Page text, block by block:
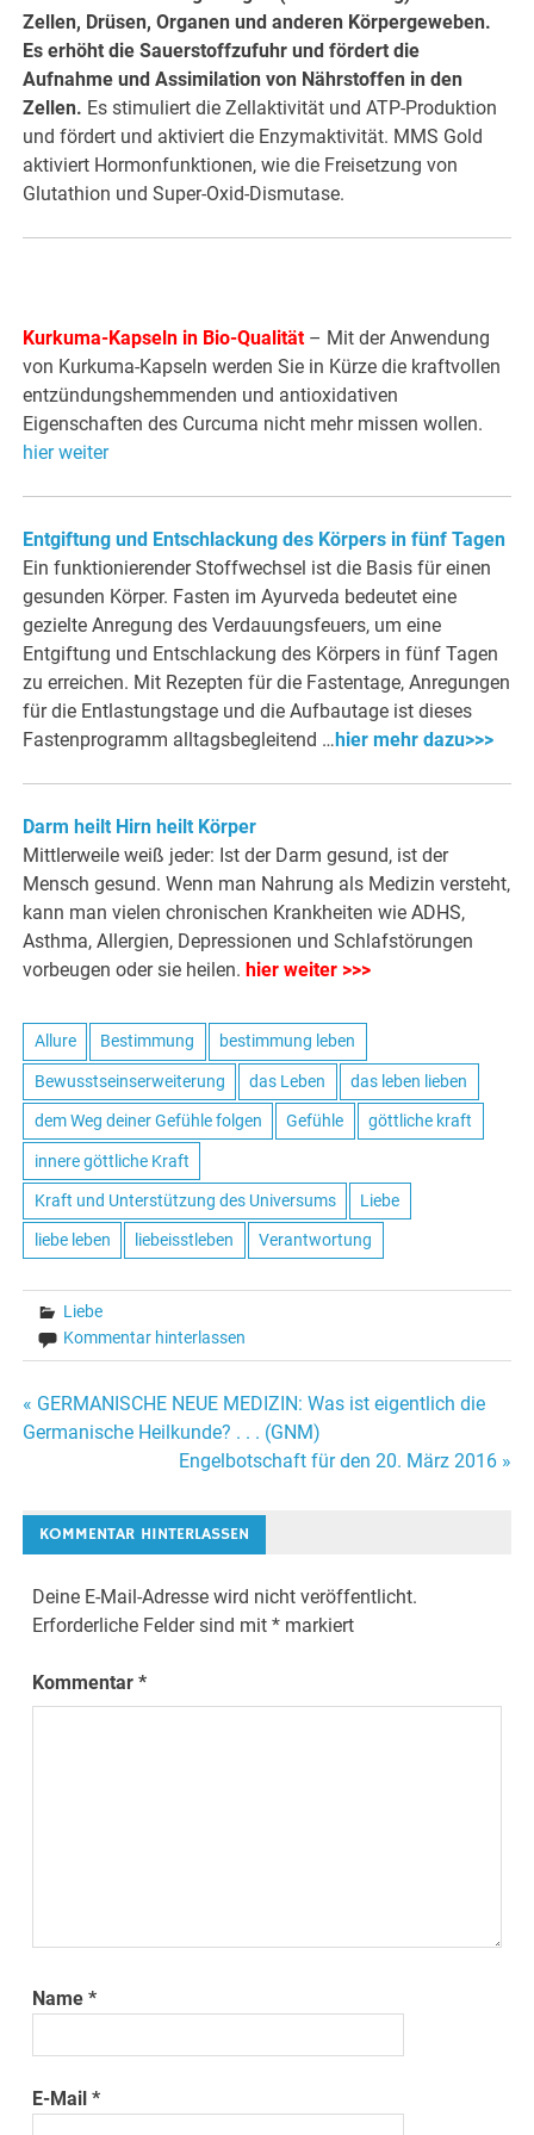
Zellen, Drüsen, Organen und anderen Körpergeweben.
Es erhöht die Sauerstoffzufuhr und fördert die
Aufnahme und Assimilation von Nährstoffen in den
Zellen. Es stimuliert die Zellaktivität und ATP-Produktion
und fördert und aktiviert die Enzymaktivität. MMS Gold
aktiviert Hormonfunktionen, wie die Freisetzung von
Glutathion und Super-Oxid-Dismutase.
Kurkuma-Kapseln in Bio-Qualität– Mit der Anwendung
von Kurkuma-Kapseln werden Sie in Kürze die kraftvollen
entzündungshemmenden und antioxidativen
Eigenschaften des Curcuma nicht mehr missen wollen.
hier weiter
Entgiftung und Entschlackung des Körpers in fünf Tagen
Ein funktionierender Stoffwechsel ist die Basis für einen
gesunden Körper. Fasten im Ayurveda bedeutet eine
gezielte Anregung des Verdauungsfeuers, um eine
Entgiftung und Entschlackung des Körpers in fünf Tagen
zu erreichen. Mit Rezepten für die Fastentage, Anregungen
für die Entlastungstage und die Aufbautage ist dieses
Fastenprogramm alltagsbegleitend … hier mehr dazu>>>
Darm heilt Hirn heilt Körper
Mittlerweile weiß jeder: Ist der Darm gesund, ist der
Mensch gesund. Wenn man Nahrung als Medizin versteht,
kann man vielen chronischen Krankheiten wie ADHS,
Asthma, Allergien, Depressionen und Schlafstörungen
vorbeugen oder sie heilen. hier weiter >>>
Allure Bestimmung bestimmung leben
Bewusstseinserweiterung das Leben das leben lieben
dem Weg deiner Gefühle folgen Gefühle göttliche kraft
innere göttliche Kraft
Kraft und Unterstützung des Universums Liebe
liebe leben liebeisstleben Verantwortung
Liebe
Kommentar hinterlassen
Beitrags-
« GERMANISCHE NEUE MEDIZIN: Was ist eigentlich die
Germanische Heilkunde? . . . (GNM)
Engelbotschaft für den 20. März 2016 »
KOMMENTAR HINTERLASSEN
Deine E-Mail-Adresse wird nicht veröffentlicht.
Erforderliche Felder sind mit* markiert
Kommentar*
Name*
E-Mail*